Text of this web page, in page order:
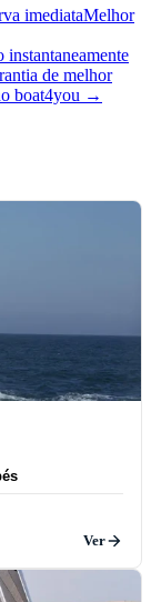
imediataMelhor
instantaneamente
de melhor
boat4you →
Ver